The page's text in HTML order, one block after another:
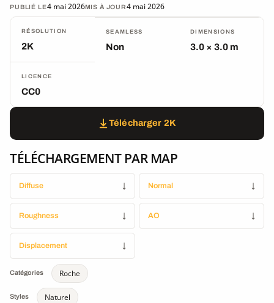
PUBLIÉ LE4 mai 2026MIS À JOUR4 mai 2026
RÉSOLUTION
2K
SEAMLESS
Non
DIMENSIONS
3.0 × 3.0 m
LICENCE
CC0
Télécharger 2K
TÉLÉCHARGEMENT PAR MAP
Diffuse ↓ Normal ↓
Roughness ↓ AO ↓
Displacement ↓
Catégories Roche
Styles Naturel